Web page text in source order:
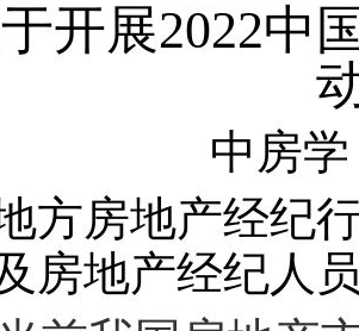
开展2022中
中房
方房地产经纪
房地产经纪人